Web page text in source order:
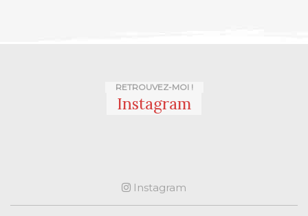
RETROUVEZ-MOI !
Instagram
Instagram